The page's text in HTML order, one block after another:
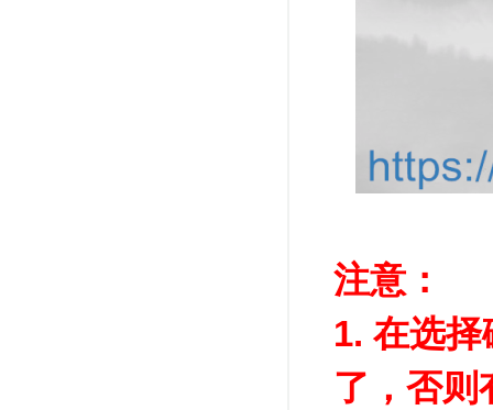
注意：
1. 在选
了，否则